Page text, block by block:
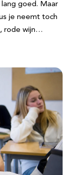
goed. Maar
je neemt toch
rode wijn…